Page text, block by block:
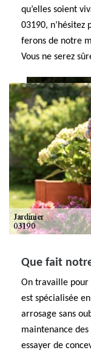
qu’elles soient
03190, n’hésitez
ferons de notre
Vous ne serez
Que fait
On travaille pour
est spécialisée
arrosage sans
maintenance
essayer de